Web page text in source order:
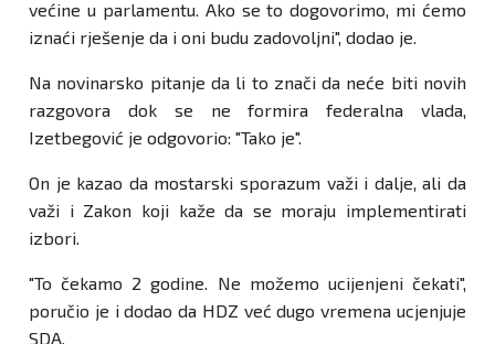
većine u parlamentu. Ako se to dogovorimo, mi ćemo
iznaći rješenje da i oni budu zadovoljni", dodao je.
Na novinarsko pitanje da li to znači da neće biti novih
razgovora dok se ne formira federalna vlada,
Izetbegović je odgovorio: "Tako je".
On je kazao da mostarski sporazum važi i dalje, ali da
važi i Zakon koji kaže da se moraju implementirati
izbori.
"To čekamo 2 godine. Ne možemo ucijenjeni čekati",
poručio je i dodao da HDZ već dugo vremena ucjenjuje
SDA.